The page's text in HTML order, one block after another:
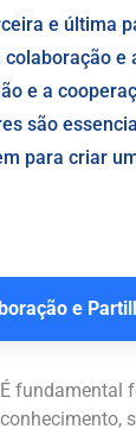
e última
colaboração e
e a
são
para criar
e
É fundamental
conhecimento,